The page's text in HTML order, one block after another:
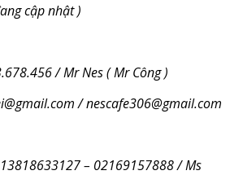
cập nhật )
/ Mr Nes ( Mr Công )
/ nescafe306@gmail.com
– 02169157888 / Ms